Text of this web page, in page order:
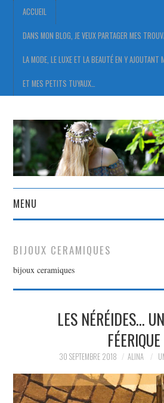
ACCUEIL
DANS MON BLOG, JE VEUX PARTAGER MES
LA MODE, LE LUXE ET LA BEAUTÉ EN Y
ET MES PETITS TUYAUX…
MENU
DANS MON BLOG, JE VEUX
PARTAGER MES
TROUVAILLES ET MES
ENVIES DANS LA MODE, LE
LUXE ET LA BEAUTÉ EN Y
BIJOUX CERAMIQUES
bijoux ceramiques
LES NÉRÉIDES…
FÉERIQUE
30 SEPTEMBRE 2018 ALINA